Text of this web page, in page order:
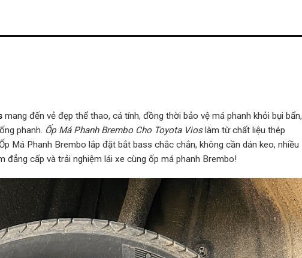
mang đến vẻ đẹp thể thao, cá tính, đồng thời bảo vệ má phanh khỏi bụi bẩn,
phanh. Ốp Má Phanh Brembo Cho Toyota Vioslàm từ chất liệu thép
Má Phanh Brembo lắp đặt bắt bass chắc chắn, không cần dán keo, nhiều
đẳng cấp và trải nghiệm lái xe cùng ốp má phanh Brembo!